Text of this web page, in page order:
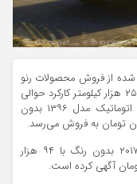
شده از فروش محصولات رنو
کارکرده، رنو تندر ۹۰ E۲ مدل ۱۳۸۷ بدون رنگ با ۲۵۴ هزار کیلومتر کارکرد حوالی
۴۲۰ میلیون تومان معامله می‌شود و رنو ساندرو اتوماتیک مدل ۱۳۹۶ بدون
همچنین شخصی رنو کولیوس اتوماتیک مدل ۲۰۱۷ بدون رنگ با ۹۴ هزار